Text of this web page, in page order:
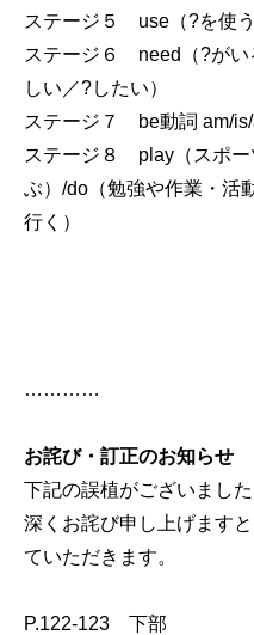
ステージ５ use（?を使う
ステージ６ need（?がい
しい／?したい）
ステージ７ be動詞 am/is/
ステージ８ play（スポー
ぶ）/do（勉強や作業・活
行く）
…………
お詫び・訂正のお知らせ
下記の誤植がございました
深くお詫び申し上げます
ていただきます。
P.122-123 下部